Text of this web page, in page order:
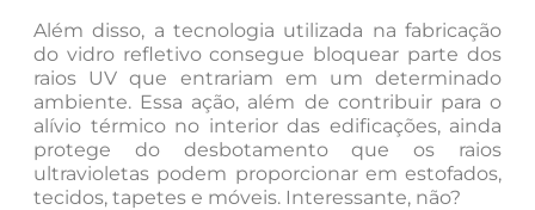
Além disso, a tecnologia utilizada na fabricação
do vidro refletivo consegue bloquear parte dos
raios UV que entrariam em um determinado
ambiente. Essa ação, além de contribuir para o
alívio térmico no interior das edificações, ainda
protege do desbotamento que os raios
ultravioletas podem proporcionar em estofados,
tecidos, tapetes e móveis. Interessante, não?